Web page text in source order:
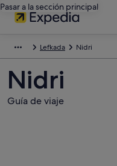
Pasar a la sección principal
Lefkada Nidri
Nidri
Guía de viaje